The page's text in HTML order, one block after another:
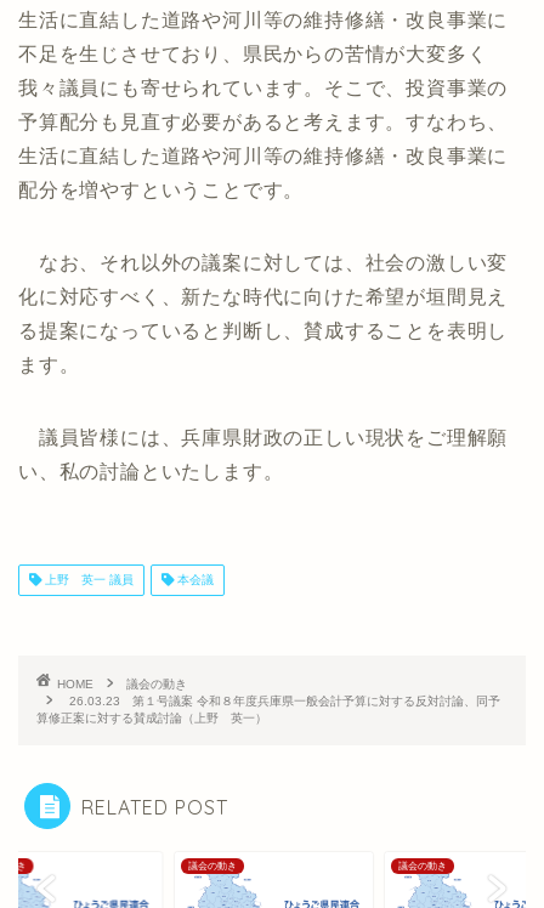
生活に直結した道路や河川等の維持修繕・改良事業に
不足を生じさせており、県民からの苦情が大変多く
我々議員にも寄せられています。そこで、投資事業の
予算配分も見直す必要があると考えます。すなわち、
生活に直結した道路や河川等の維持修繕・改良事業に
配分を増やすということです。
なお、それ以外の議案に対しては、社会の激しい変
化に対応すべく、新たな時代に向けた希望が垣間見え
る提案になっていると判断し、賛成することを表明し
ます。
議員皆様には、兵庫県財政の正しい現状をご理解願
い、私の討論といたします。
上野 英一 議員 本会議
HOME
議会の動き
26.03.23 第１号議案 令和８年度兵庫県一般会計予算に対する反対討論、同予
算修正案に対する賛成討論（上野 英一）
RELATED POST
動き 議会の動き 議会の動き